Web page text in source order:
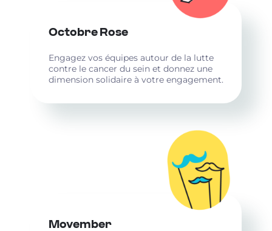
Octobre Rose
Engagez vos équipes autour de la lutte
contre le cancer du sein et donnez une
dimension solidaire à votre engagement.
Movember